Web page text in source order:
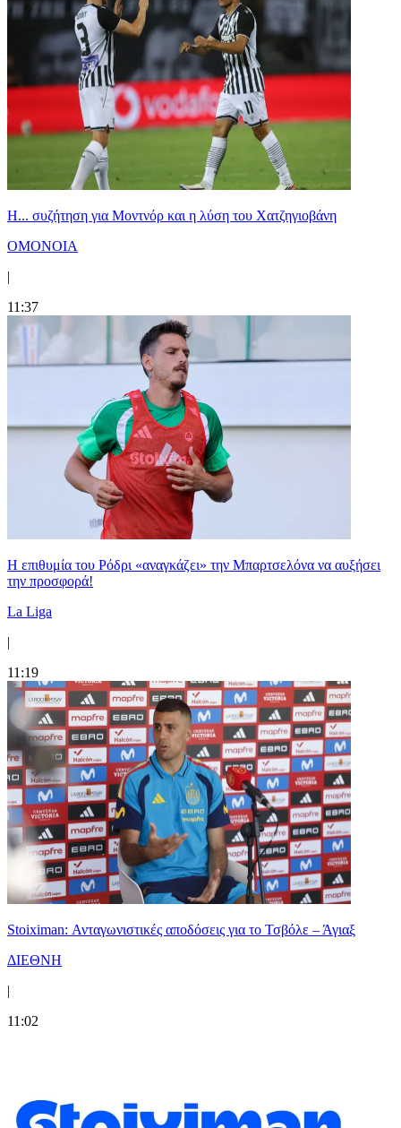
Η... συζήτηση για Μοντνόρ και η λύση του Χατζηγιοβάνη
ΟΜΟΝΟΙΑ
|
11:37
Η επιθυμία του Ρόδρι «αναγκάζει» την Μπαρτσελόνα να αυξήσει
την προσφορά!
La Liga
|
11:19
Stoiximan: Ανταγωνιστικές αποδόσεις για το Τσβόλε – Άγιαξ
ΔΙΕΘΝΗ
|
11:02